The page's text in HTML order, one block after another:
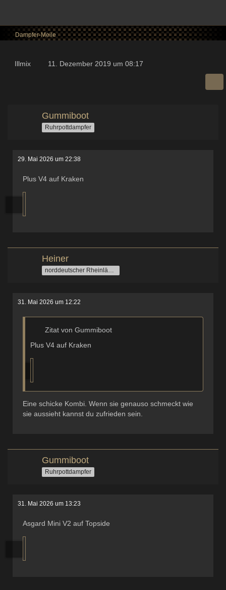
Dampfer-Meile
Illmix 11. Dezember 2019 um 08:17
Gummiboot
Ruhrpottdampfer
29. Mai 2026 um 22:38
Plus V4 auf Kraken
Heiner
31. Mai 2026 um 12:22
Zitat von Gummiboot
Plus V4 auf Kraken
Eine schicke Kombi. Wenn sie genauso schmeckt wie
sie aussieht kannst du zufrieden sein.
Gummiboot
Ruhrpottdampfer
31. Mai 2026 um 13:23
Asgard Mini V2 auf Topside